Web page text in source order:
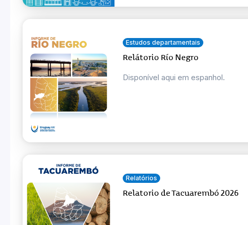
Estudos departamentais
Relátorio Río Negro
Disponível aqui em espanhol.
Relatórios
Relatorio de Tacuarembó 2026